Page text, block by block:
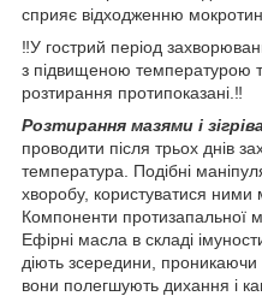
сприяє відходженню
‼️У гострий період
з підвищеною температурою
розтирання протипоказані.‼️
Розтирання мазями і
проводити після трьох днів
температура. Подібні
хворобу, користуватися ними
Компоненти протизапальної
Ефірні масла в складі
діють зсередини,
вони полегшують дихання і